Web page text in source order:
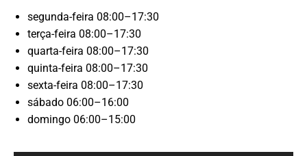
segunda-feira 08:00–17:30
terça-feira 08:00–17:30
quarta-feira 08:00–17:30
quinta-feira 08:00–17:30
sexta-feira 08:00–17:30
sábado 06:00–16:00
domingo 06:00–15:00